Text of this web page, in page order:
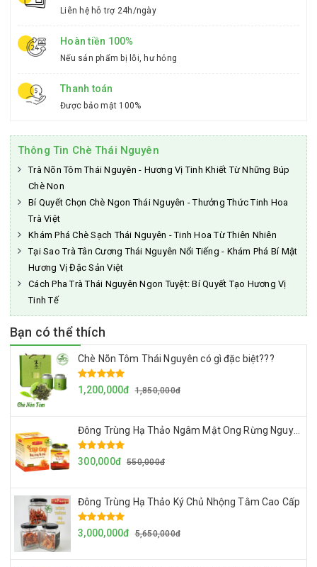
Liên hệ hỗ trợ 24h/ngày
Hoàn tiền 100%
Nếu sản phẩm bị lỗi, hư hỏng
Thanh toán
Được bảo mật 100%
Thông Tin Chè Thái Nguyên
Trà Nõn Tôm Thái Nguyên - Hương Vị Tinh Khiết Từ Những Búp
Chè Non
Bí Quyết Chọn Chè Ngon Thái Nguyên - Thưởng Thức Tinh Hoa
Trà Việt
Khám Phá Chè Sạch Thái Nguyên - Tinh Hoa Từ Thiên Nhiên
Tại Sao Trà Tân Cương Thái Nguyên Nổi Tiếng - Khám Phá Bí Mật
Hương Vị Đặc Sản Việt
Cách Pha Trà Thái Nguyên Ngon Tuyệt: Bí Quyết Tạo Hương Vị
Tinh Tế
Bạn có thể thích
Chè Nõn Tôm Thái Nguyên có gì đặc biệt???
1,200,000đ 1,850,000đ
Đông Trùng Hạ Thảo Ngâm Mật Ong Rừng Nguyên Chất
300,000đ 550,000đ
Đông Trùng Hạ Thảo Ký Chủ Nhộng Tằm Cao Cấp
3,000,000đ 5,650,000đ